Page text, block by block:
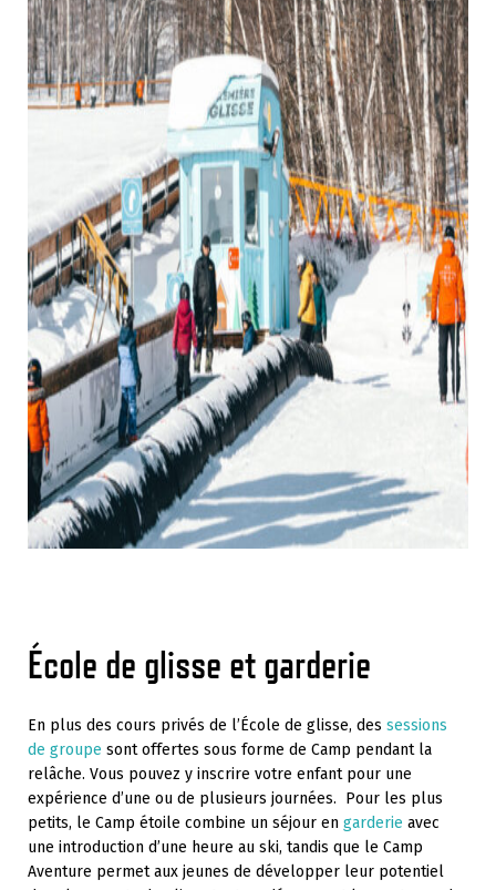
École de glisse et garderie
En plus des cours privés de l’École de glisse, des sessions
de groupe sont offertes sous forme de Camp pendant la
relâche. Vous pouvez y inscrire votre enfant pour une
expérience d’une ou de plusieurs journées. Pour les plus
petits, le Camp étoile combine un séjour en garderie avec
une introduction d’une heure au ski, tandis que le Camp
Aventure permet aux jeunes de développer leur potentiel